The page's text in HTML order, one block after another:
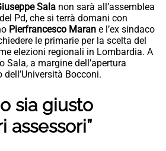
Sala non sarà all’assemblea
Pd, che si terrà domani con
Pierfrancesco Maran e l’ex sindaco
le primarie per la scelta del
elezioni regionali in Lombardia. A
Sala, a margine dell’apertura
Bocconi.
sia giusto
assessori”